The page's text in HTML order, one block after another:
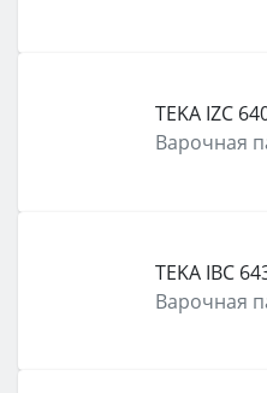
TEKA IZC
Варочная
TEKA IBC
Варочная